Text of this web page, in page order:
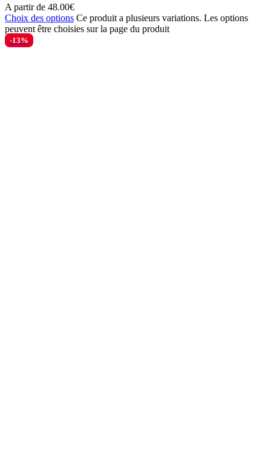
A partir de 48.00€
Choix des options Ce produit a plusieurs variations. Les options
peuvent être choisies sur la page du produit
-13%